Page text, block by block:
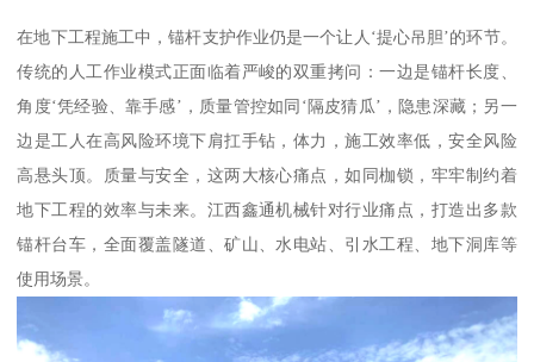
在地下工程施工中，锚杆支护作业仍是一个让人‘提心吊胆’的环节。
传统的人工作业模式正面临着严峻的双重拷问：一边是锚杆长度、
角度‘凭经验、靠手感’，质量管控如同‘隔皮猜瓜’，隐患深藏；另一
边是工人在高风险环境下肩扛手钻，体力，施工效率低，安全风险
高悬头顶。质量与安全，这两大核心痛点，如同枷锁，牢牢制约着
地下工程的效率与未来。江西鑫通机械针对行业痛点，打造出多款
锚杆台车，全面覆盖隧道、矿山、水电站、引水工程、地下洞库等
使用场景。